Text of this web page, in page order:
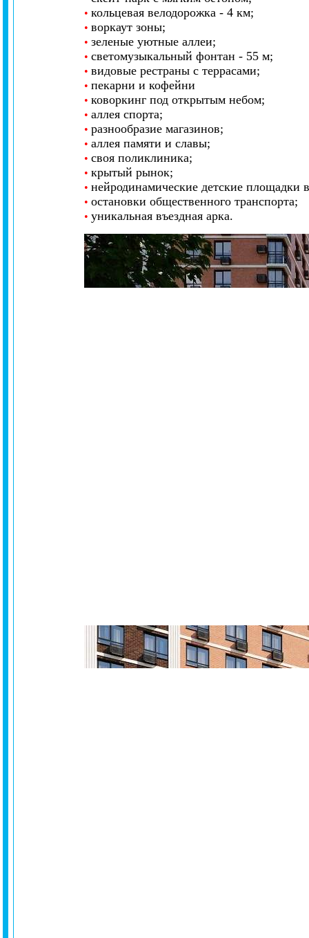
• кольцевая велодорожка - 4 км;
• воркаут зоны;
• зеленые уютные аллеи;
• светомузыкальный фонтан - 55 м;
• видовые рестраны с террасами;
• пекарни и кофейни
• коворкинг под открытым небом;
• аллея спорта;
• разнообразие магазинов;
• аллея памяти и славы;
• своя поликлиника;
• крытый рынок;
• нейродинамические детские площадки
• остановки общественного транспорта;
• уникальная въездная арка.